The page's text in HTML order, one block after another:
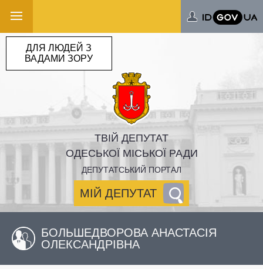
ТВІЙ ДЕПУТАТ
ОДЕСЬКОЇ МІСЬКОЇ РАДИ
ДЕПУТАТСЬКИЙ ПОРТАЛ
МІЙ ДЕПУТАТ
ДЛЯ ЛЮДЕЙ З
ВАДАМИ ЗОРУ
БОЛЬШЕДВОРОВА АНАСТАСІЯ
ОЛЕКСАНДРІВНА